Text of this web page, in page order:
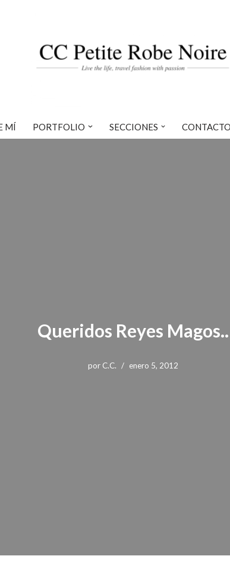
MÍ PORTFOLIO SECCIONES CONTACTO
Queridos Reyes Magos..
por C.C. enero 5, 2012